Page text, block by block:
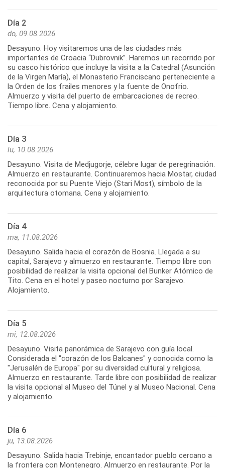
Día 2
do, 09.08.2026
Desayuno. Hoy visitaremos una de las ciudades más
importantes de Croacia “Dubrovnik”. Haremos un recorrido por
su casco histórico que incluye la visita a la Catedral (Asunción
de la Virgen María), el Monasterio Franciscano perteneciente a
la Orden de los frailes menores y la fuente de Onofrio.
Almuerzo y visita del puerto de embarcaciones de recreo.
Tiempo libre. Cena y alojamiento.
Día 3
lu, 10.08.2026
Desayuno. Visita de Medjugorje, célebre lugar de peregrinación.
Almuerzo en restaurante. Continuaremos hacia Mostar, ciudad
reconocida por su Puente Viejo (Stari Most), símbolo de la
arquitectura otomana. Cena y alojamiento.
Día 4
ma, 11.08.2026
Desayuno. Salida hacia el corazón de Bosnia. Llegada a su
capital, Sarajevo y almuerzo en restaurante. Tiempo libre con
posibilidad de realizar la visita opcional del Bunker Atómico de
Tito. Cena en el hotel y paseo nocturno por Sarajevo.
Alojamiento.
Día 5
mi, 12.08.2026
Desayuno. Visita panorámica de Sarajevo con guía local.
Considerada el "corazón de los Balcanes" y conocida como la
"Jerusalén de Europa" por su diversidad cultural y religiosa.
Almuerzo en restaurante. Tarde libre con posibilidad de realizar
la visita opcional al Museo del Túnel y al Museo Nacional. Cena
y alojamiento.
Día 6
ju, 13.08.2026
Desayuno. Salida hacia Trebinje, encantador pueblo cercano a
la frontera con Montenegro. Almuerzo en restaurante. Por la